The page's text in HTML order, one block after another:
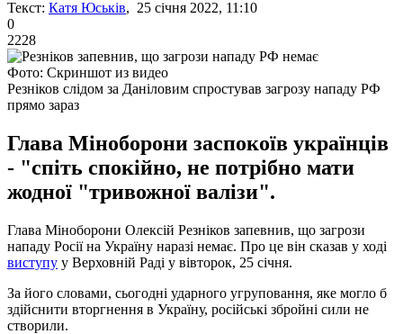
Текст: Катя Юськів, 25 січня 2022, 11:10
0
2228
Фото: Скриншот из видео
Резніков слідом за Даніловим спростував загрозу нападу РФ
прямо зараз
Глава Міноборони заспокоїв українців
- "спіть спокійно, не потрібно мати
жодної "тривожної валізи".
Глава Міноборони Олексій Резніков запевнив, що загрози
нападу Росії на Україну наразі немає. Про це він сказав у ході
виступу у Верховній Раді у вівторок, 25 січня.
За його словами, сьогодні ударного угруповання, яке могло б
здійснити вторгнення в Україну, російські збройні сили не
створили.